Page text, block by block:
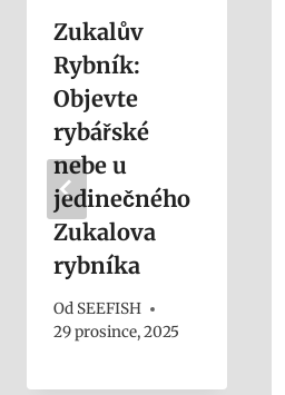
Zukalův
Rybník:
Objevte
rybářské
nebe u
jedinečného
Zukalova
rybníka
Od SEEFISH
29 prosince, 2025